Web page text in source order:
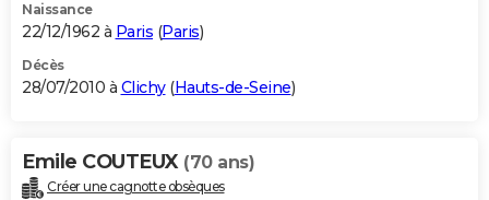
Naissance
22/12/1962 à Paris (Paris)
Décès
28/07/2010 à Clichy(Hauts-de-Seine)
Emile COUTEUX (70 ans)
Créer une cagnotte obsèques